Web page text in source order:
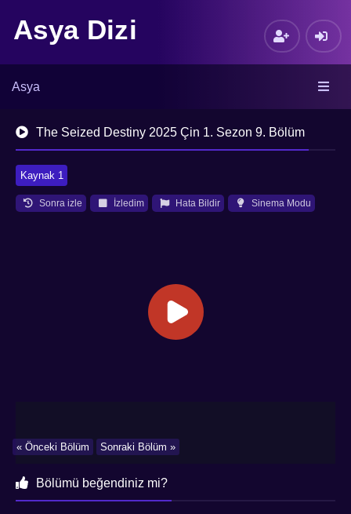
Asya Dizi
Asya
The Seized Destiny 2025 Çin 1. Sezon 9. Bölüm
Kaynak 1
Sonra izle İzledim Hata Bildir Sinema Modu
Sonraki Bölüm »
« Önceki Bölüm
Bölümü beğendiniz mi?